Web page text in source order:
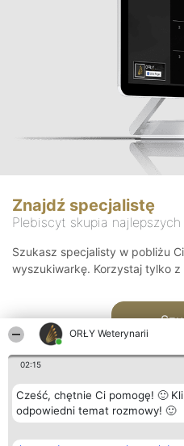
ORŁY Weterynarii
02:15
Cześć, chętnie Ci pomogę! 🙂
odpowiedni temat rozmowy! 🙂
Znajdź specjalistę
Plebiscyt skupia
Szukasz specjalisty w pobliżu
wyszukiwarkę. Korzystaj tylko z
Organizator plebiscytu